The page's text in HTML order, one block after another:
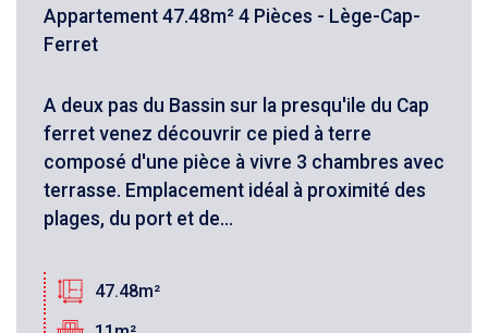
Appartement 47.48m² 4 Pièces - Lège-Cap-
Ferret
A deux pas du Bassin sur la presqu'ile du Cap
ferret venez découvrir ce pied à terre
composé d'une pièce à vivre 3 chambres avec
terrasse. Emplacement idéal à proximité des
plages, du port et de...
47.48m²